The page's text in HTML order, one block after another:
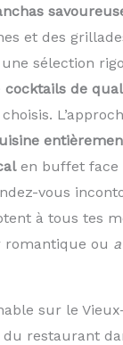
et des
sélection
cocktails de
en buffet face
vous
à tous tes
romantique ou
sur le
du restaurant